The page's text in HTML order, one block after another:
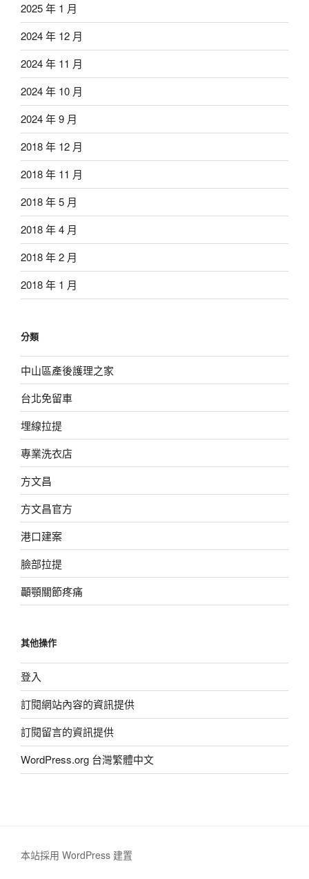
2025 年 1 月
2024 年 12 月
2024 年 11 月
2024 年 10 月
2024 年 9 月
2018 年 12 月
2018 年 11 月
2018 年 5 月
2018 年 4 月
2018 年 2 月
2018 年 1 月
分類
中山區產後護理之家
台北免留車
埋線拉提
專業洗衣店
方文昌
方文昌官方
港口建案
臉部拉提
顳顎關節疼痛
其他操作
登入
訂閱網站內容的資訊提供
訂閱留言的資訊提供
WordPress.org 台灣繁體中文
本站採用 WordPress 建置